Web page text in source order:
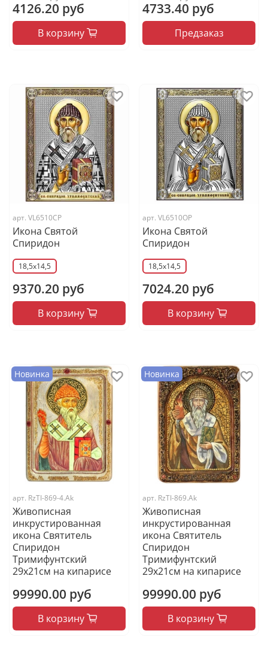
4126.20 руб
В корзину
4733.40 руб
Предзаказ
арт. VL6510CP
Икона Святой
Спиридон
18,5x14,5
9370.20 руб
В корзину
арт. VL6510OP
Икона Святой
Спиридон
18,5x14,5
7024.20 руб
В корзину
Новинка
арт. RzTI-869-4.Ak
Живописная
инкрустированная
икона Святитель
Спиридон
Тримифунтский
29х21см на кипарисе
99990.00 руб
В корзину
Новинка
арт. RzTI-869.Ak
Живописная
инкрустированная
икона Святитель
Спиридон
Тримифунтский
29х21см на кипарисе
99990.00 руб
В корзину